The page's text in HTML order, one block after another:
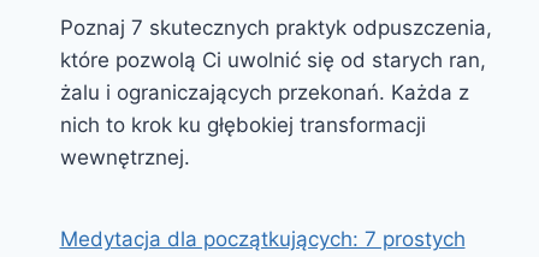
Poznaj 7 skutecznych praktyk odpuszczenia,
które pozwolą Ci uwolnić się od starych ran,
żalu i ograniczających przekonań. Każda z
nich to krok ku głębokiej transformacji
wewnętrznej.
Medytacja dla początkujących: 7 prostych